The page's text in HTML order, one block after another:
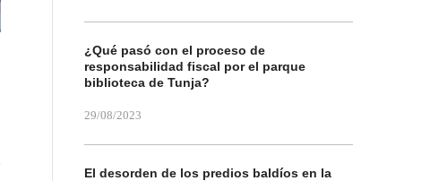
¿Qué pasó con el proceso de
responsabilidad fiscal por el parque
biblioteca de Tunja?
29/08/2023
El desorden de los predios baldíos en la